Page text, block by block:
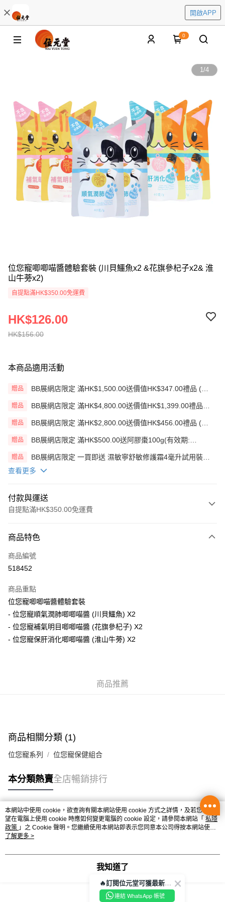
開啟APP
0
1/4
位您寵唧唧喵醬體驗套裝 (川貝鱷魚x2 &花旗參杞子x2& 淮
山牛蒡x2)
自提點滿HK$350.00免運費
HK$156.00
HK$126.00
本商品適用活動
贈品
BB展網店限定 滿HK$1,500.00送價值HK$347.00禮品 (贈
贈品
BB展網店限定 滿HK$4,800.00送價值HK$1,399.00禮品
贈品
BB展網店限定 滿HK$2,800.00送價值HK$456.00禮品 (贈
贈品
BB展網店限定 滿HK$500.00送阿膠棗100g(有效期:
贈品
BB展網店限定 一買即送 濕敏寧舒敏修護霜4毫升試用裝
X2 包(贈品)(送完即止)
查看更多
付款與運送
自提點滿HK$350.00免運費
信用卡
AlipayHK
WeChat Pay
送貨方式
順豐自助櫃
每筆HK$50.00，滿HK$350.00或以上免運費
付款後門市自取
每筆HK$50.00，滿HK$300.00或以上免運費
商品特色
商品編號
518452
商品重點
位您寵唧唧喵醬體驗套裝
- 位您寵順氣潤肺唧唧喵醬 (川貝鱷魚) X2
- 位您寵補氣明目唧唧喵醬 (花旗參杞子) X2
- 位您寵保肝消化唧唧喵醬 (淮山牛蒡) X2
商品推薦
商品相關分類 (1)
位您寵系列 位您寵保健組合
本分類熱賣全店暢銷排行
熱門標籤
熱銷排行
本網站中使用 cookie，欲查詢有關本網站使用 cookie 方式之詳情，及若您不希
望在電腦上使用 cookie 時應如何變更電腦的 cookie 設定，請參閱本網站「 私隱
政策 」之 Cookie 聲明。您繼續使用本網站即表示您同意本公司得按本網站使用
條款之 Cookie 聲明使用 cookie。
了解更多 >
我知道了
🔥訂閱位元堂可獲最新優惠及活動資訊🔥
連結 WhatsApp 帳號